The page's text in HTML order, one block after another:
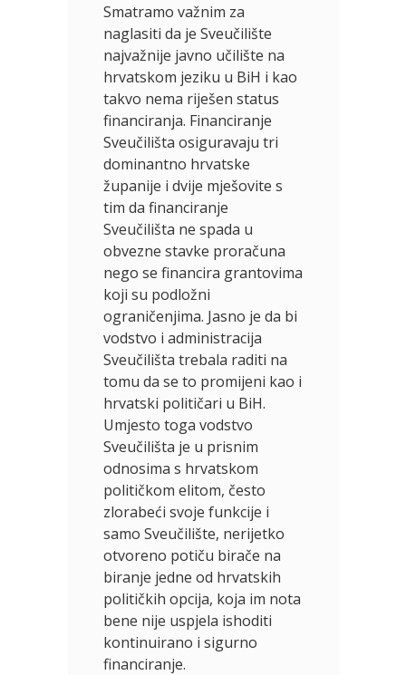
Smatramo važnim za
naglasiti da je Sveučilište
najvažnije javno učilište na
hrvatskom jeziku u BiH i kao
takvo nema riješen status
financiranja. Financiranje
Sveučilišta osiguravaju tri
dominantno hrvatske
županije i dvije mješovite s
tim da financiranje
Sveučilišta ne spada u
obvezne stavke proračuna
nego se financira grantovima
koji su podložni
ograničenjima. Jasno je da bi
vodstvo i administracija
Sveučilišta trebala raditi na
tomu da se to promijeni kao i
hrvatski političari u BiH.
Umjesto toga vodstvo
Sveučilišta je u prisnim
odnosima s hrvatskom
političkom elitom, često
zlorabeći svoje funkcije i
samo Sveučilište, nerijetko
otvoreno potiču birače na
biranje jedne od hrvatskih
političkih opcija, koja im nota
bene nije uspjela ishoditi
kontinuirano i sigurno
financiranje.